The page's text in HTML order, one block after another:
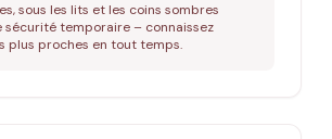
sous les lits et les coins sombres
sécurité temporaire – connaissez
plus proches en tout temps.